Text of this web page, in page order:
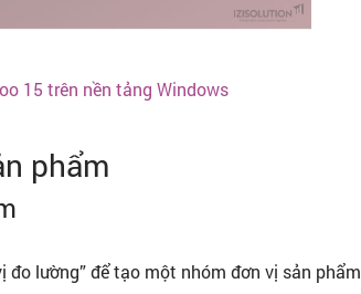
15 trên nền tảng Windows
phẩm
đo lường” để tạo một nhóm đơn vị sản phẩm